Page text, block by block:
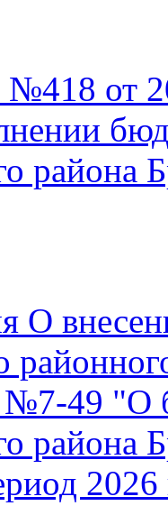
№418 от
района
О
№7-49 "О
района